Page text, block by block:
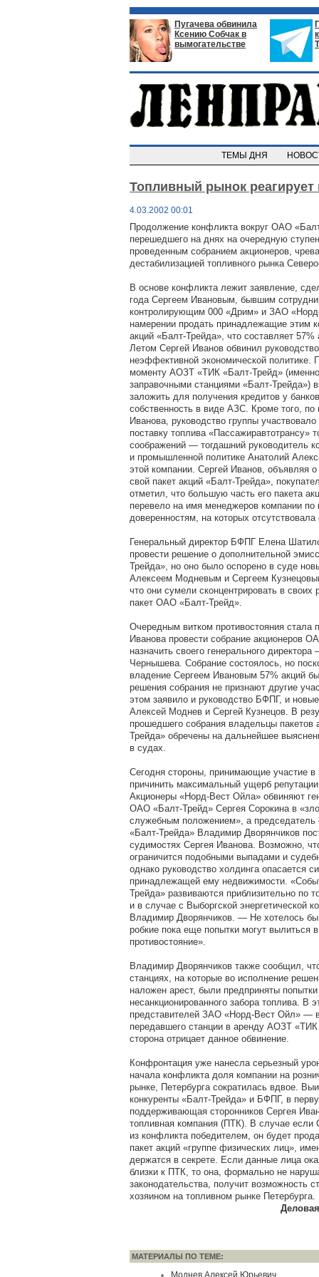
Пугачева обвинила
Ксению Собчак в
вымогательстве
ТЕМЫ ДНЯ
Топливный рынок реагирует
4.03.2002 00:01
Продолжение конфликта вокруг ОАО
перешедшего на днях на очередную
проведенным собранием акционеров,
дестабилизацией топливного рынка
В основе конфликта лежит заявление,
года Сергеем Ивановым, бывшим
контролирующим 000 «Дрим» и ЗАО
намерении продать принадлежащие этим
акций «Балт-Трейда», что составляет 57%
Летом Сергей Иванов обвинил
неэффективной экономической политике.
моменту АОЗТ «ТИК «Балт-Трейд»
заправочными станциями «Балт-Трейда»)
заложить для получения кредитов у
собственность в виде АЗС. Кроме того,
Иванова, руководство группы участвовало
поставку топлива «Пассажиравтотрансу»
соображений — тогдашний руководитель
и промышленной политике Анатолий
этой компании. Сергей Иванов, объявляя
свой пакет акций «Балт-Трейда»,
отметил, что большую часть его пакета
перевело на имя менеджеров компании
доверенностям, на которых отсутствовала
Генеральный директор БФПГ Елена
провести решение о дополнительной
Трейда», но оно было оспорено в суде
Алексеем Модневым и Сергеем
что они сумели сконцентрировать в своих
пакет ОАО «Балт-Трейд».
Очередным витком противостояния стала
Иванова провести собрание акционеров
назначить своего генерального
Чернышева. Собрание состоялось, но
владение Сергеем Ивановым 57% акций
решения собрания не признают другие
этом заявило и руководство БФПГ, и
Алексей Моднев и Сергей Кузнецов. В
прошедшего собрания владельцы
Трейда» обречены на дальнейшее
в судах.
Сегодня стороны, принимающие участие в
причинить максимальный ущерб репутации
Акционеры «Норд-Вест Ойла» обвиняют
ОАО «Балт-Трейд» Сергея Сорокина в
служебным положением», а председатель
«Балт-Трейда» Владимир Дворянчиков
судимостях Сергея Иванова. Возможно,
ограничится подобными выпадами и
однако руководство холдинга опасается
принадлежащей ему недвижимости.
Трейда» развиваются приблизительно по
и в случае с Выборгской энергетической
Владимир Дворянчиков. — Не хотелось
робкие пока еще попытки могут вылиться
противостояние».
Владимир Дворянчиков также сообщил,
станциях, на которые во исполнение
наложен арест, были предприняты попытки
несанкционированного забора топлива. В
представителей ЗАО «Норд-Вест Ойл» —
передавшего станции в аренду АОЗТ
сторона отрицает данное обвинение.
Конфронтация уже нанесла серьезный
начала конфликта доля компании на
рынке, Петербурга сократилась вдвое.
конкуренты «Балт-Трейда» и БФПГ, в
поддерживающая сторонников Сергея
топливная компания (ПТК). В случае если
из конфликта победителем, он будет
пакет акций «группе физических лиц»,
держатся в секрете. Если данные лица
близки к ПТК, то она, формально не
законодательства, получит возможность
хозяином на топливном рынке Петербурга.
МАТЕРИАЛЫ ПО ТЕМЕ:
Моднев Алексей Юрьевич